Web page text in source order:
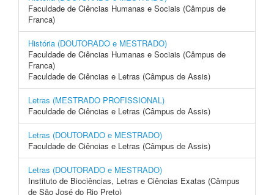
Faculdade de Ciências Humanas e Sociais (Câmpus de
Franca)
História (DOUTORADO e MESTRADO)
Faculdade de Ciências Humanas e Sociais (Câmpus de
Franca)
Faculdade de Ciências e Letras (Câmpus de Assis)
Letras (MESTRADO PROFISSIONAL)
Faculdade de Ciências e Letras (Câmpus de Assis)
Letras (DOUTORADO e MESTRADO)
Faculdade de Ciências e Letras (Câmpus de Assis)
Letras (DOUTORADO e MESTRADO)
Instituto de Biociências, Letras e Ciências Exatas (Câmpus
de São José do Rio Preto)